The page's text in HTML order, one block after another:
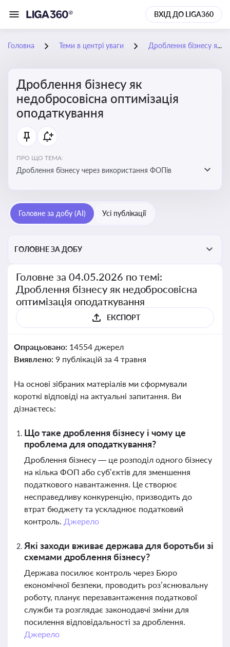
ВХІД ДО LIGA360
Головна Теми в центрі уваги Дроблення бізнесу як недобросовісна оптимізація оподаткування
Дроблення бізнесу як
недобросовісна оптимізація
оподаткування
ПРО ЩО ТЕМА:
Дроблення бізнесу через використання ФОПів
Головне за добу (AI) Усі публікації
ГОЛОВНЕ ЗА ДОБУ
Головне за 04.05.2026 по темі:
Дроблення бізнесу як недобросовісна
оптимізація оподаткування
ЕКСПОРТ
Опрацьовано: 14554 джерел
Виявлено: 9 публікацій за 4 травня
На основі зібраних матеріалів ми сформували
короткі відповіді на актуальні запитання. Ви
дізнаєтесь:
Що таке дроблення бізнесу і чому це
проблема для оподаткування?
Дроблення бізнесу — це розподіл одного бізнесу
на кілька ФОП або суб’єктів для зменшення
податкового навантаження. Це створює
несправедливу конкуренцію, призводить до
втрат бюджету та ускладнює податковий
контроль. Джерело
Які заходи вживає держава для боротьби зі
схемами дроблення бізнесу?
Держава посилює контроль через Бюро
економічної безпеки, проводить роз’яснювальну
роботу, планує перезавантаження податкової
служби та розглядає законодавчі зміни для
посилення відповідальності за дроблення.
Джерело